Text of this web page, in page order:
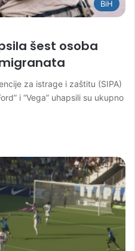
BiH
šest osoba
za istrage i zaštitu (SIPA)
i “Vega” uhapsili su ukupno